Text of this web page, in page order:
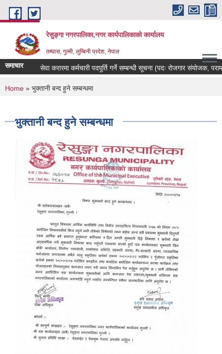
Skip to main content
रेसुङ्गा नगरपालिका,नगर कार्यपालिकाको कार्यालय
तम्घास, गुल्मी, लुम्बिनी प्रदेश, नेपाल
समाचार सेवा करारमा कर्मचारी पदपूर्ति गर्ने सम्बन्धी सूचना (पदः रोजगार संयोजक,
You are here
Home » भुक्तानी बन्द हुने सम्बन्धमा
भुक्तानी बन्द हुने सम्बन्धमा